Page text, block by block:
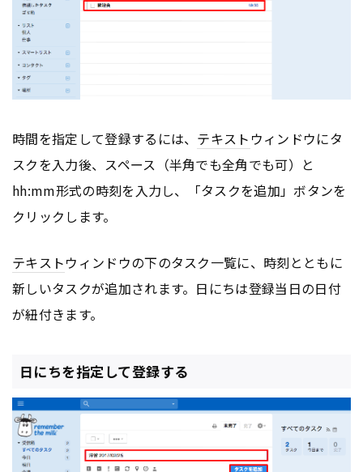
時間を指定して登録するには、 テキスト ウィンドウにタ
スクを入力後、スペース（半角でも全角でも可）と
hh:mm形式の時刻を入力し、「タスクを追加」ボタンを
クリックします。
テキストウィンドウの下のタスク一覧に、時刻とともに
新しいタスクが追加されます。日にちは登録当日の日付
が紐付きます。
日にちを指定して登録する